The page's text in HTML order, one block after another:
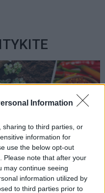
Information
sharing to third parties, or
information for
use the below opt-out
Please note that after your
may continue seeing
information utilized by
to third parties prior to
Sodas ir daržas
sodininkai aplink
barsto kajeno
Priežastis jus